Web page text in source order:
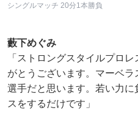
シングルマッチ 20分1本勝負
藪下めぐみ
「ストロングスタイルプロ
がとうございます。マーベ
選手だと思います。若い力
スをするだけです」